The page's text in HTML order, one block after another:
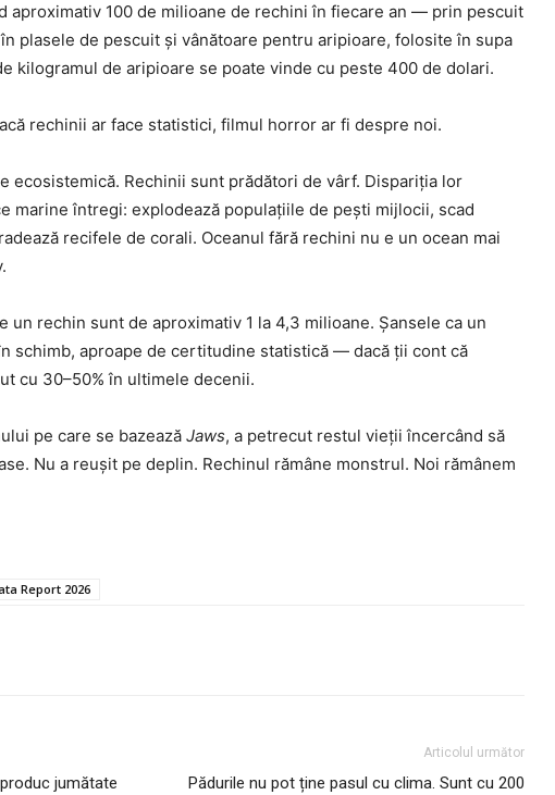
aproximativ 100 de milioane de rechini în fiecare an — prin pescuit
plasele de pescuit și vânătoare pentru aripioare, folosite în supa
kilogramul de aripioare se poate vinde cu peste 400 de dolari.
rechinii ar face statistici, filmul horror ar fi despre noi.
ecosistemică. Rechinii sunt prădători de vârf. Dispariția lor
marine întregi: explodează populațiile de pești mijlocii, scad
recifele de corali. Oceanul fără rechini nu e un ocean mai
un rechin sunt de aproximativ 1 la 4,3 milioane. Șansele ca un
schimb, aproape de certitudine statistică — dacă ții cont că
cu 30–50% în ultimele decenii.
pe care se bazează Jaws, a petrecut restul vieții încercând să
Nu a reușit pe deplin. Rechinul rămâne monstrul. Noi rămânem
Report 2026
jumătate
Articolul următor
Pădurile nu pot ține pasul cu clima. Sunt cu 200